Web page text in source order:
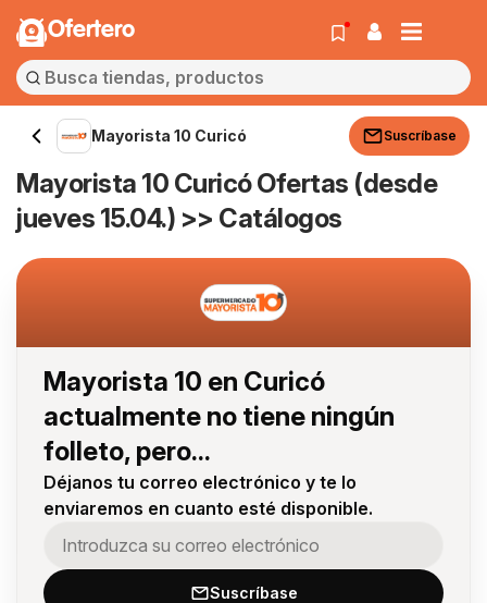
Ofertero
Mayorista 10 Curicó Suscríbase
Mayorista 10 Curicó Ofertas (desde
jueves 15.04.) >> Catálogos
Mayorista 10 en Curicó
actualmente no tiene ningún
folleto, pero...
Déjanos tu correo electrónico y te lo
enviaremos en cuanto esté disponible.
Suscríbase